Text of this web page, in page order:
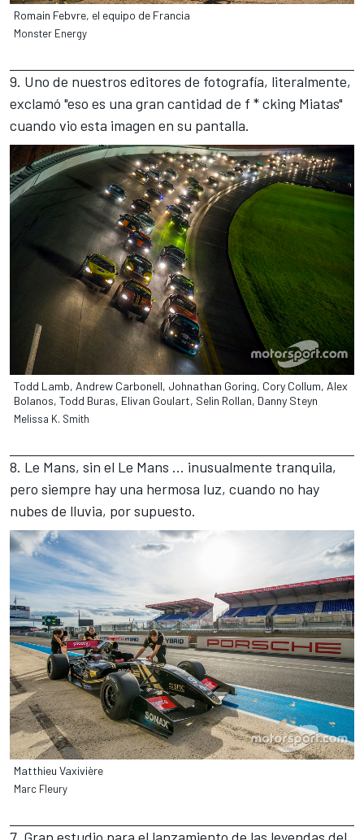
Romain Febvre, el equipo de Francia
Monster Energy
9. Uno de nuestros editores de fotografía, literalmente,
exclamó "eso es una gran cantidad de f * cking Miatas"
cuando vio esta imagen en su pantalla.
Todd Lamb, Andrew Carbonell, Johnathan Goring, Cory Collum, Alex
Bolanos, Todd Buras, Elivan Goulart, Selin Rollan, Danny Steyn
Melissa K. Smith
8. Le Mans, sin el Le Mans ... inusualmente tranquila,
pero siempre hay una hermosa luz, cuando no hay
nubes de lluvia, por supuesto.
Matthieu Vaxivière
Marc Fleury